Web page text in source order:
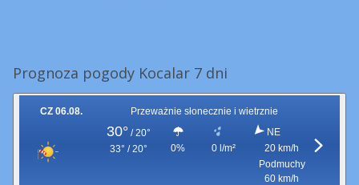
Prognoza pogody Kocalar 7 dni
CZ 06.08. Przeważnie słonecznie i wietrznie
30° / 20°
33° / 20°
0% 0 l/m²
NE
20 km/h
Podmuchy
60 km/h